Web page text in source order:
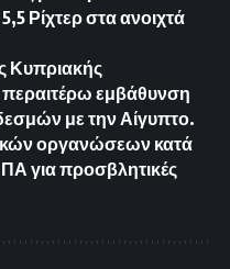
Ρίχτερ στα ανοιχτά
Κυπριακής
εμβάθυνση
με την Αίγυπτο.
οργανώσεων κατά
για προσβλητικές